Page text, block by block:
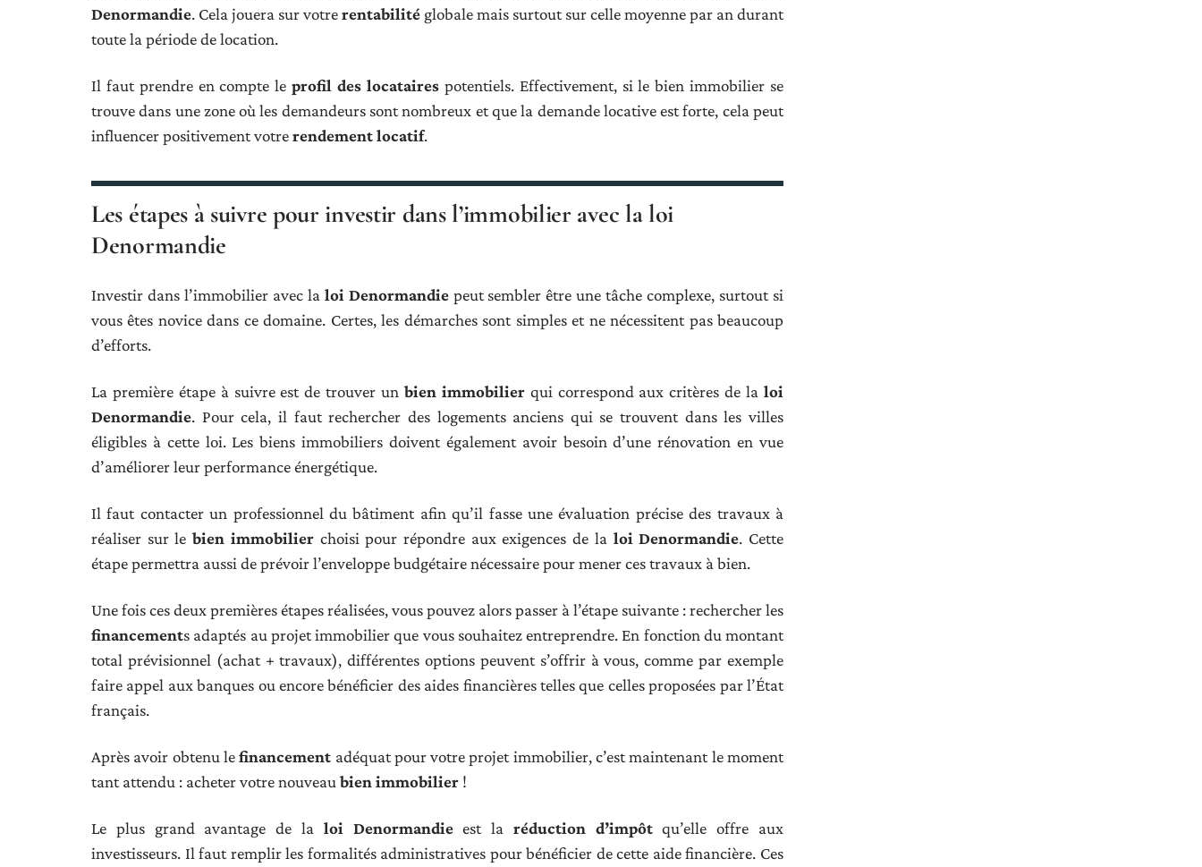
Denormandie. Cela jouera sur votrerentabilité globale mais surtout sur celle moyenne par an durant
toute la période de location.
Il faut prendre en compte leprofil des locatairespotentiels. Effectivement, si le bien immobilier se
trouve dans une zone où les demandeurs sont nombreux et que la demande locative est forte, cela peut
influencer positivement votrerendement locatif.
Les étapes à suivre pour investir dans l’immobilier avec la loi
Denormandie
Investir dans l’immobilier avec la loi Denormandiepeut sembler être une tâche complexe, surtout si
vous êtes novice dans ce domaine. Certes, les démarches sont simples et ne nécessitent pas beaucoup
d’efforts.
La première étape à suivre est de trouver un bien immobilierqui correspond aux critères de laloi
Denormandie. Pour cela, il faut rechercher des logements anciens qui se trouvent dans les villes
éligibles à cette loi. Les biens immobiliers doivent également avoir besoin d’une rénovation en vue
d’améliorer leur performance énergétique.
Il faut contacter un professionnel du bâtiment afin qu’il fasse une évaluation précise des travaux à
réaliser sur lebien immobilierchoisi pour répondre aux exigences de la loi Denormandie. Cette
étape permettra aussi de prévoir l’enveloppe budgétaire nécessaire pour mener ces travaux à bien.
Une fois ces deux premières étapes réalisées, vous pouvez alors passer à l’étape suivante : rechercher les
financements adaptés au projet immobilier que vous souhaitez entreprendre. En fonction du montant
total prévisionnel (achat + travaux), différentes options peuvent s’offrir à vous, comme par exemple
faire appel aux banques ou encore bénéficier des aides financières telles que celles proposées par l’État
français.
Après avoir obtenu lefinancement adéquat pour votre projet immobilier, c’est maintenant le moment
tant attendu : acheter votre nouveau bien immobilier !
Le plus grand avantage de la loi Denormandieest la réduction d’impôtqu’elle offre aux
investisseurs. Il faut remplir les formalités administratives pour bénéficier de cette aide financière. Ces